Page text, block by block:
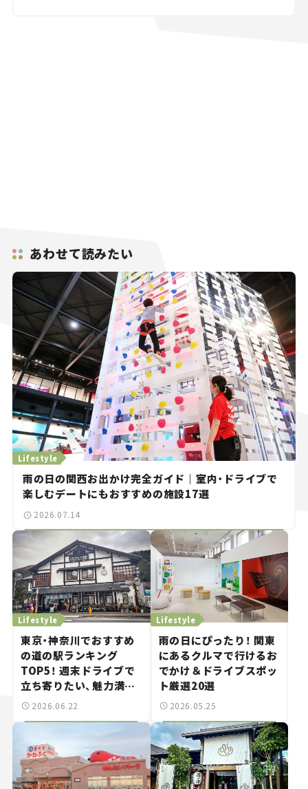
あわせて読みたい
Lifestyle
雨の日の関西お出かけ完全ガイド｜室内・ドライブで
楽しむデートにもおすすめの施設17選
2026.07.14
Lifestyle
東京・神奈川でおすすめ
の道の駅ランキング
TOP5！ 週末ドライブで
立ち寄りたい、魅力満載
の施設を紹介【道の駅マ
2026.06.22
Lifestyle
雨の日にぴったり！ 関東
にあるクルマで行けるお
でかけ＆ドライブスポッ
ト厳選20選
2026.05.25